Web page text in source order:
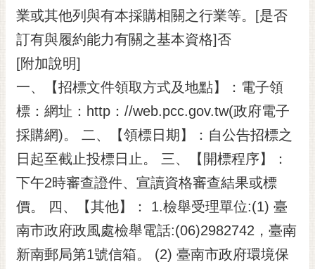
業或其他列與有本採購相關之行業等。[是否
訂有與履約能力有關之基本資格]否
[附加說明]
一、【招標文件領取方式及地點】：電子領
標：網址：http：//web.pcc.gov.tw(政府電子
採購網)。 二、【領標日期】：自公告招標之
日起至截止投標日止。 三、【開標程序】：
下午2時審查證件、宣讀資格審查結果或標
價。 四、【其他】： 1.檢舉受理單位:(1) 臺
南市政府政風處檢舉電話:(06)2982742，臺南
新南郵局第1號信箱。 (2) 臺南市政府環境保